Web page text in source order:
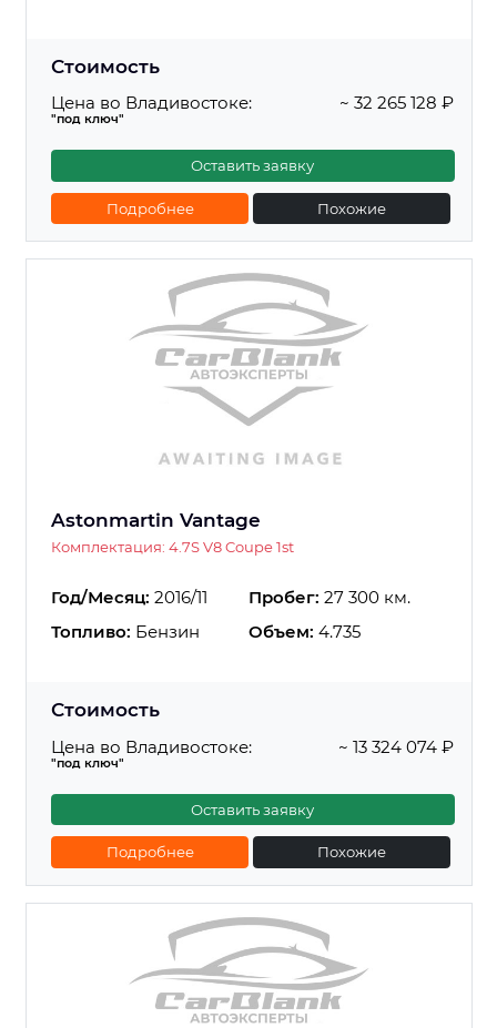
Стоимость
Цена во Владивостоке:
"под ключ"
~ 32 265 128 ₽
Оставить заявку
Подробнее Похожие
Astonmartin Vantage
Комплектация: 4.7S V8 Coupe 1st
Год/Месяц: 2016/11 Пробег: 27 300 км.
Топливо: Бензин Объем: 4.735
Стоимость
Цена во Владивостоке:
"под ключ"
~ 13 324 074 ₽
Оставить заявку
Подробнее Похожие